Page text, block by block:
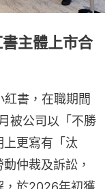
主體上市合
書，在職期間
被公司以「不勝
上更寫有「汰
仲裁及訴訟，